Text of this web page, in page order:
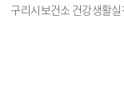
구리시보건소 건강생활실